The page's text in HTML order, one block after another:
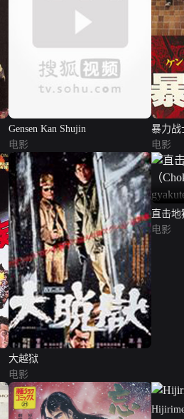
Gensen Kan Shujin
电影
暴力战
电影
大越狱
电影
直击地
（
电影